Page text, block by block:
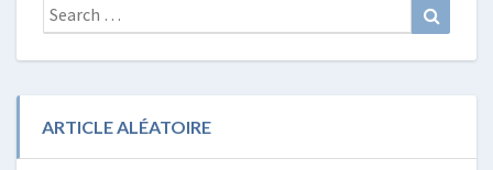
Search
for:
ARTICLE ALÉATOIRE